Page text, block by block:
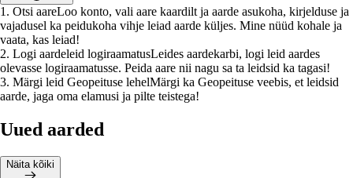
1 . Otsi aareLoo konto, vali aare kaardilt ja aarde asukoha, kirjelduse ja
vajadusel ka peidukoha vihje leiad aarde küljes. Mine nüüd kohale ja
vaata, kas leiad!
2. Logi aardeleid logiraamatusLeides aardekarbi, logi leid aardes
olevasse logiraamatusse. Peida aare nii nagu sa ta leidsid ka tagasi!
3. Märgi leid Geopeituse lehelMärgi ka Geopeituse veebis, et leidsid
aarde, jaga oma elamusi ja pilte teistega!
Uued aarded
Näita kõiki